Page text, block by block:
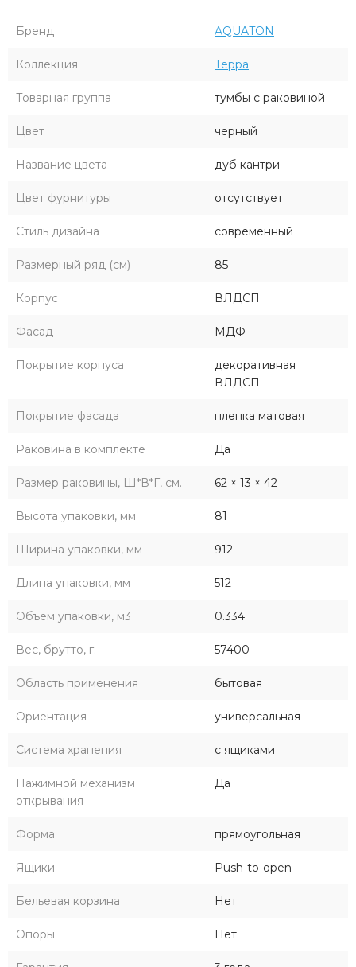
Бренд AQUATON
Коллекция Терра
Товарная группа тумбы с раковиной
Цвет черный
Название цвета дуб кантри
Цвет фурнитуры отсутствует
Стиль дизайна современный
Размерный ряд (см) 85
Корпус ВЛДСП
Фасад МДФ
Покрытие корпуса
декоративная
ВЛДСП
Покрытие фасада пленка матовая
Раковина в комплекте Да
Размер раковины, Ш*В*Г, см. 62 × 13 × 42
Высота упаковки, мм 81
Ширина упаковки, мм 912
Длина упаковки, мм 512
Объем упаковки, м3 0.334
Вес, брутто, г. 57400
Область применения бытовая
Ориентация универсальная
Система хранения с ящиками
Нажимной механизм
открывания
Да
Форма прямоугольная
Ящики Push-to-open
Бельевая корзина Нет
Опоры Нет